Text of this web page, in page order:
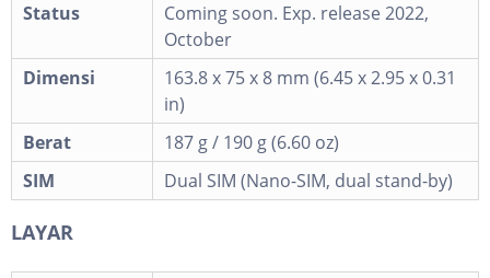
Status
Coming soon. Exp. release 2022,
October
Dimensi
163.8 x 75 x 8 mm (6.45 x 2.95 x 0.31
in)
Berat
187 g / 190 g (6.60 oz)
SIM
Dual SIM (Nano-SIM, dual stand-by)
LAYAR